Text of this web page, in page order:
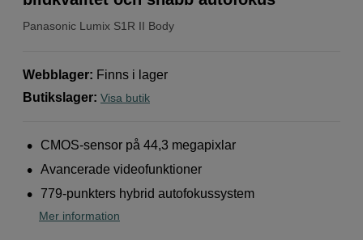
Panasonic Lumix S1R II Body
Webblager: Finns i lager
Butikslager: Visa butik
CMOS-sensor på 44,3 megapixlar
Avancerade videofunktioner
779-punkters hybrid autofokussystem
Mer information